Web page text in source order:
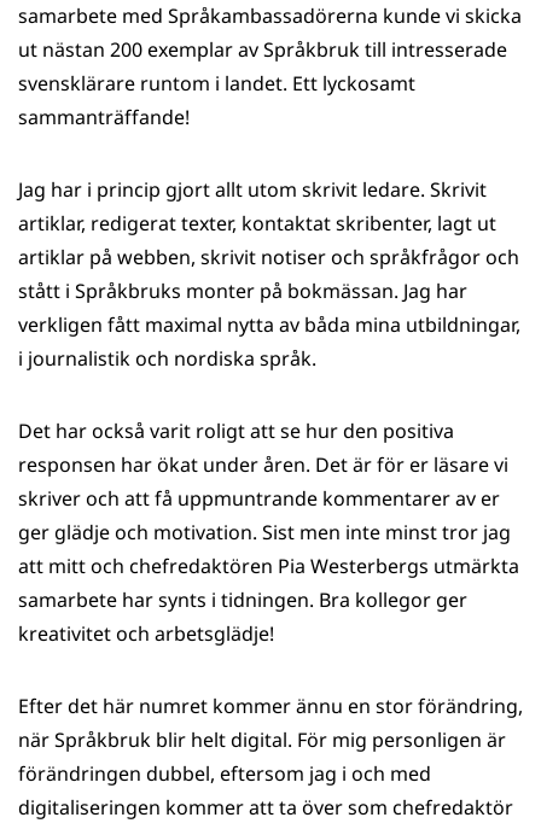
samarbete med Språkambassadörerna kunde vi skicka
ut nästan 200 exemplar av Språkbruk till intresserade
svensklärare runtom i landet. Ett lyckosamt
sammanträffande!
Jag har i princip gjort allt utom skrivit ledare. Skrivit
artiklar, redigerat texter, kontaktat skribenter, lagt ut
artiklar på webben, skrivit notiser och språkfrågor och
stått i Språkbruks monter på bokmässan. Jag har
verkligen fått maximal nytta av båda mina utbildningar,
i journalistik och nordiska språk.
Det har också varit roligt att se hur den positiva
responsen har ökat under åren. Det är för er läsare vi
skriver och att få uppmuntrande kommentarer av er
ger glädje och motivation. Sist men inte minst tror jag
att mitt och chefredaktören Pia Westerbergs utmärkta
samarbete har synts i tidningen. Bra kollegor ger
kreativitet och arbetsglädje!
Efter det här numret kommer ännu en stor förändring,
när Språkbruk blir helt digital. För mig personligen är
förändringen dubbel, eftersom jag i och med
digitaliseringen kommer att ta över som chefredaktör